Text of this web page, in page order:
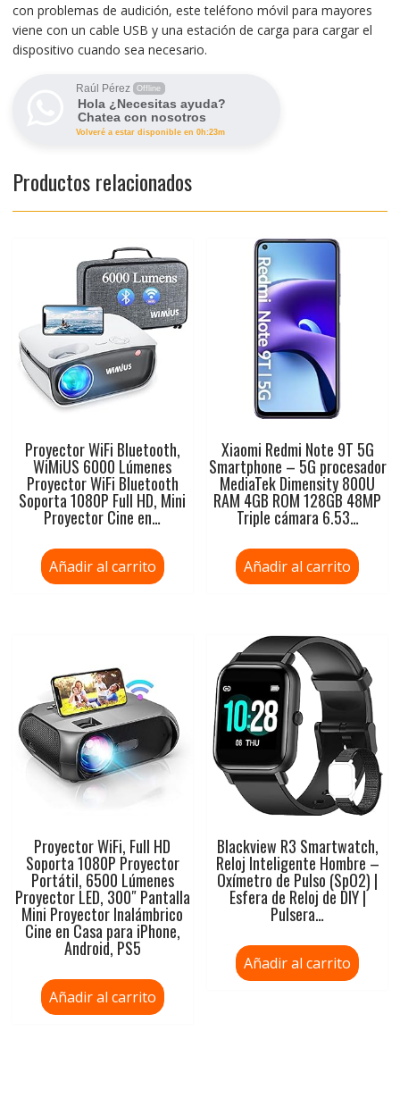
con problemas de audición, este teléfono móvil para mayores
viene con un cable USB y una estación de carga para cargar el
dispositivo cuando sea necesario.
Raúl Pérez Offline
Hola ¿Necesitas ayuda?
Chatea con nosotros
Volveré a estar disponible en 0h:23m
Productos relacionados
Proyector WiFi Bluetooth,
WiMiUS 6000 Lúmenes
Proyector WiFi Bluetooth
Soporta 1080P Full HD, Mini
Proyector Cine en…
Añadir al carrito
Xiaomi Redmi Note 9T 5G
Smartphone – 5G procesador
MediaTek Dimensity 800U
RAM 4GB ROM 128GB 48MP
Triple cámara 6.53…
Añadir al carrito
Proyector WiFi, Full HD
Soporta 1080P Proyector
Portátil, 6500 Lúmenes
Proyector LED, 300″ Pantalla
Mini Proyector Inalámbrico
Cine en Casa para iPhone,
Android, PS5
Añadir al carrito
Blackview R3 Smartwatch,
Reloj Inteligente Hombre –
Oxímetro de Pulso (SpO2) |
Esfera de Reloj de DIY |
Pulsera…
Añadir al carrito